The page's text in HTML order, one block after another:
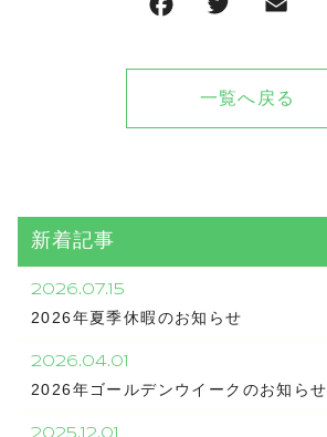
一覧へ戻る
新着記事
2026.07.15
2026年夏季休暇のお知らせ
2026.04.01
2026年ゴールデンウイークのお知らせ
2025.12.01